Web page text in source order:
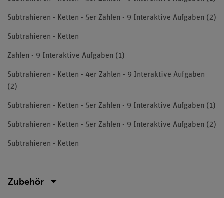
Subtrahieren - Ketten - 5er Zahlen - 9 Interaktive Aufgaben (2)
Subtrahieren - Ketten
Zahlen - 9 Interaktive Aufgaben (1)
Subtrahieren - Ketten - 4er Zahlen - 9 Interaktive Aufgaben
(2)
Subtrahieren - Ketten - 5er Zahlen - 9 Interaktive Aufgaben (1)
Subtrahieren - Ketten - 5er Zahlen - 9 Interaktive Aufgaben (2)
Subtrahieren - Ketten
Zubehör